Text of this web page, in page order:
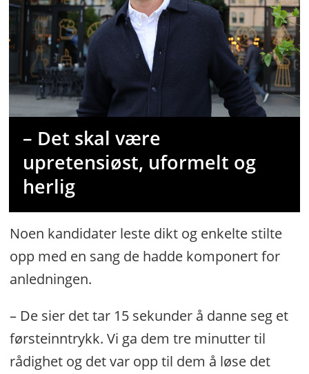
– Det skal være
upretensiøst, uformelt og
herlig
Noen kandidater leste dikt og enkelte stilte
opp med en sang de hadde komponert for
anledningen.
– De sier det tar 15 sekunder å danne seg et
førsteinntrykk. Vi ga dem tre minutter til
rådighet og det var opp til dem å løse det